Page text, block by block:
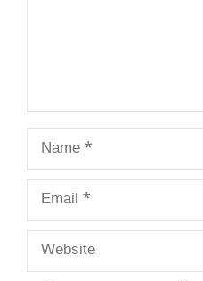
Name
Email
Website